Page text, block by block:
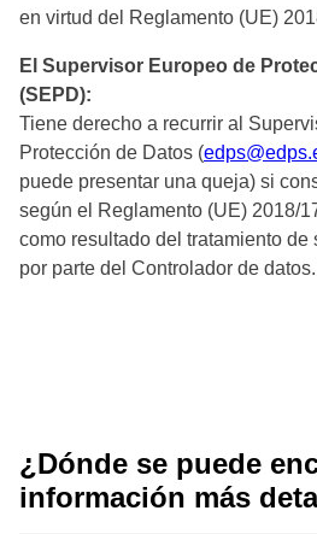
en virtud del Reglamento (UE)
El Supervisor Europeo de
(SEPD):
Tiene derecho a recurrir al
Protección de Datos (
puede presentar una queja) si
según el Reglamento (UE) 2018/
como resultado del tratamiento de
por parte del Controlador de datos.
¿Dónde se puede
información más